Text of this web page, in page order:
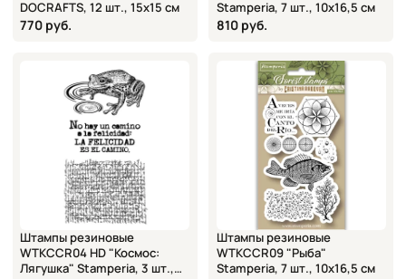
DOCRAFTS, 12 шт., 15х15 см
770 руб.
Stamperia, 7 шт., 10х16,5 см
810 руб.
Штампы резиновые
WTKCCR04 HD "Космос:
Лягушка" Stamperia, 3 шт.,
Штампы резиновые
WTKCCR09 "Рыба"
Stamperia, 7 шт., 10х16,5 см